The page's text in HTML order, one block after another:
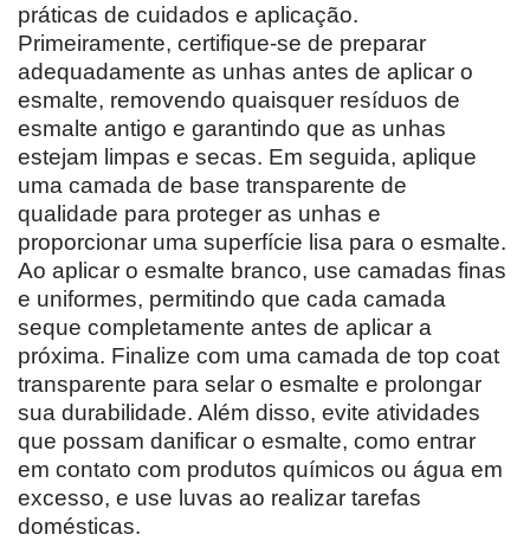
práticas de cuidados e aplicação.
Primeiramente, certifique-se de preparar
adequadamente as unhas antes de aplicar o
esmalte, removendo quaisquer resíduos de
esmalte antigo e garantindo que as unhas
estejam limpas e secas. Em seguida, aplique
uma camada de base transparente de
qualidade para proteger as unhas e
proporcionar uma superfície lisa para o esmalte.
Ao aplicar o esmalte branco, use camadas finas
e uniformes, permitindo que cada camada
seque completamente antes de aplicar a
próxima. Finalize com uma camada de top coat
transparente para selar o esmalte e prolongar
sua durabilidade. Além disso, evite atividades
que possam danificar o esmalte, como entrar
em contato com produtos químicos ou água em
excesso, e use luvas ao realizar tarefas
domésticas.